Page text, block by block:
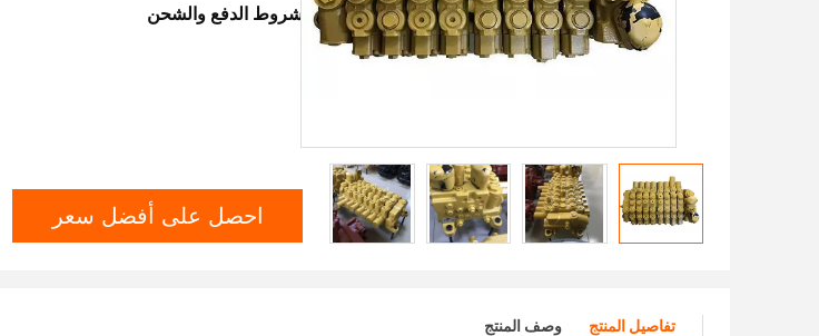
شروط الدفع والشحن
احصل على أفضل سعر
تفاصيل المنتج وصف المنتج